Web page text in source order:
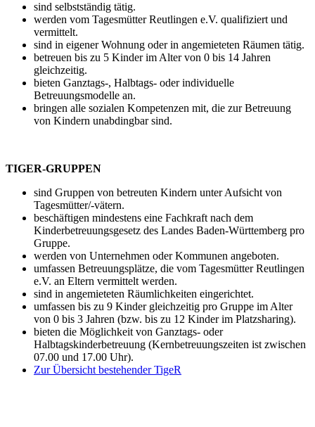
sind selbstständig tätig.
werden vom Tagesmütter Reutlingen e.V. qualifiziert und
vermittelt.
sind in eigener Wohnung oder in angemieteten Räumen tätig.
betreuen bis zu 5 Kinder im Alter von 0 bis 14 Jahren
gleichzeitig.
bieten Ganztags-, Halbtags- oder individuelle
Betreuungsmodelle an.
bringen alle sozialen Kompetenzen mit, die zur Betreuung
von Kindern unabdingbar sind.
TIGER-GRUPPEN
sind Gruppen von betreuten Kindern unter Aufsicht von
Tagesmütter/-vätern.
beschäftigen mindestens eine Fachkraft nach dem
Kinderbetreuungsgesetz des Landes Baden-Württemberg pro
Gruppe.
werden von Unternehmen oder Kommunen angeboten.
umfassen Betreuungsplätze, die vom Tagesmütter Reutlingen
e.V. an Eltern vermittelt werden.
sind in angemieteten Räumlichkeiten eingerichtet.
umfassen bis zu 9 Kinder gleichzeitig pro Gruppe im Alter
von 0 bis 3 Jahren (bzw. bis zu 12 Kinder im Platzsharing).
bieten die Möglichkeit von Ganztags- oder
Halbtagskinderbetreuung (Kernbetreuungszeiten ist zwischen
07.00 und 17.00 Uhr).
Zur Übersicht bestehender TigeR